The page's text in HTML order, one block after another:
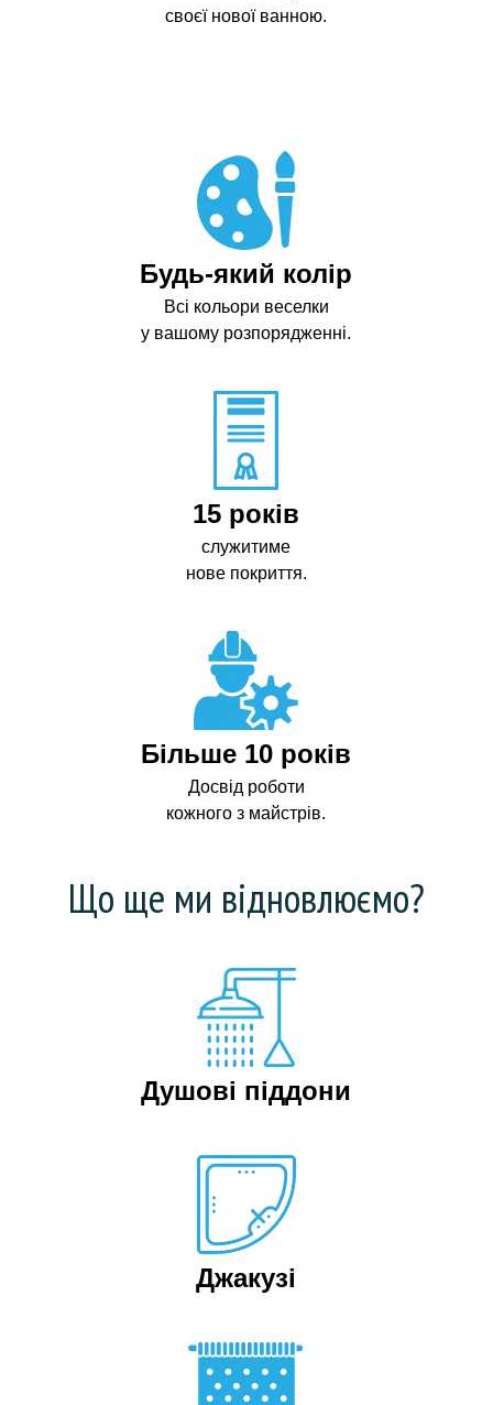
своєї нової ванною.
Будь-який колір
Всі кольори веселки
у вашому розпорядженні.
15 років
служитиме
нове покриття.
Більше 10 років
Досвід роботи
кожного з майстрів.
Що ще ми відновлюємо?
Душові піддони
Джакузі